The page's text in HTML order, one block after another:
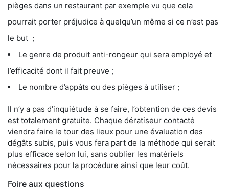
pièges dans un restaurant par exemple vu que cela
pourrait porter préjudice à quelqu’un même si ce n’est pas
le but ;
Le genre de produit anti-rongeur qui sera employé et
l’efficacité dont il fait preuve ;
Le nombre d’appâts ou des pièges à utiliser ;
Il n’y a pas d’inquiétude à se faire, l’obtention de ces devis
est totalement gratuite. Chaque dératiseur contacté
viendra faire le tour des lieux pour une évaluation des
dégâts subis, puis vous fera part de la méthode qui serait
plus efficace selon lui, sans oublier les matériels
nécessaires pour la procédure ainsi que leur coût.
Foire aux questions